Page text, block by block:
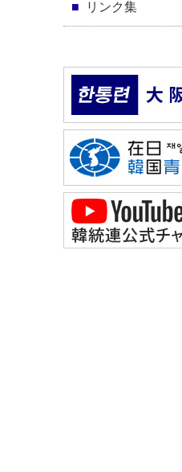
リンク集